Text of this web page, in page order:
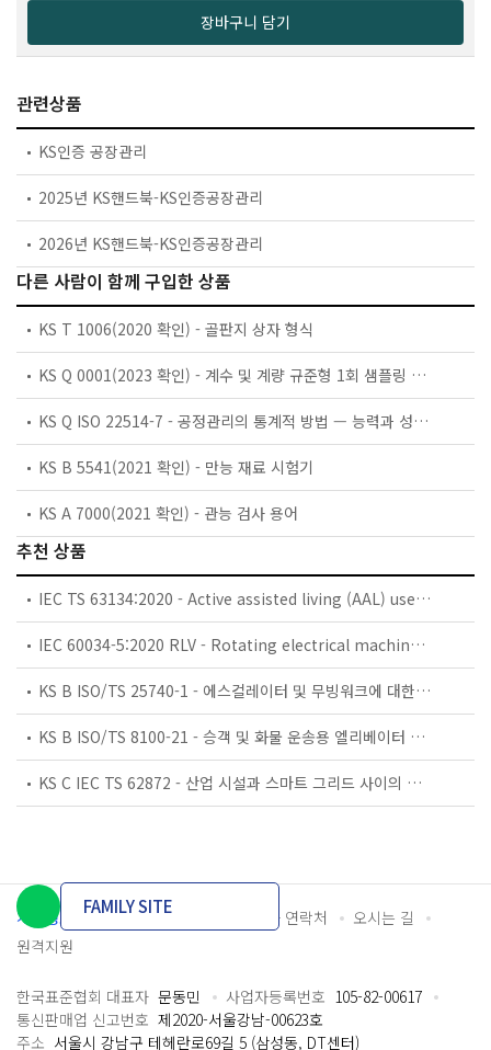
장바구니 담기
관련상품
KS인증 공장관리
2025년 KS핸드북-KS인증공장관리
2026년 KS핸드북-KS인증공장관리
다른 사람이 함께 구입한 상품
KS T 1006(2020 확인) - 골판지 상자 형식
KS Q 0001(2023 확인) - 계수 및 계량 규준형 1회 샘플링 검사
KS Q ISO 22514-7 - 공정관리의 통계적 방법 — 능력과 성능 — 제7부: 측정프로세스의 능력
KS B 5541(2021 확인) - 만능 재료 시험기
KS A 7000(2021 확인) - 관능 검사 용어
추천 상품
IEC TS 63134:2020 - Active assisted living (AAL) use cases
IEC 60034-5:2020 RLV - Rotating electrical machines - Part 5: Degrees of protection provided by the integral design of rotating electrical machines (IP code) - Classification
KS B ISO/TS 25740-1 - 에스컬레이터 및 무빙워크에 대한 안전요건 — 제1부: 세계공통 필수 안전요건(GESRs)
KS B ISO/TS 8100-21 - 승객 및 화물 운송용 엘리베이터 —제21부: 세계공통 필수안전요건(GESRs)을 충족하는 세계공통 안전 파라미터(GSPs)
KS C IEC TS 62872 - 산업 시설과 스마트 그리드 사이의 산업 공정 측정, 제어 및 자동화 시스템 인터페이스
개인정보처리방침 이용약관 담당자 연락처
오시는 길
원격지원
FAMILY SITE
한국표준협회 대표자 문동민 사업자등록번호 105-82-00617
통신판매업 신고번호 제2020-서울강남-00623호
주소 서울시 강남구 테헤란로69길 5 (삼성동, DT센터)